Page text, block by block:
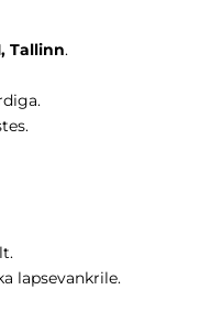
Tallinn.
lapsevankrile.